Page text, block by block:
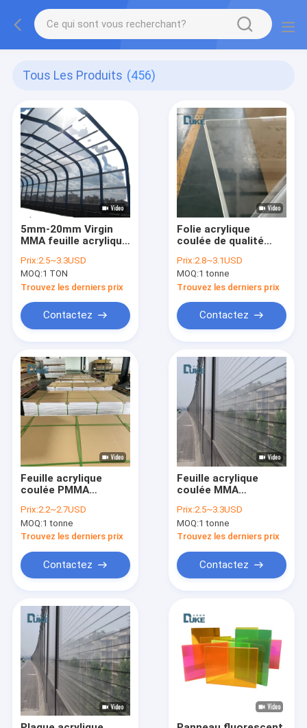
Tous Les Produits (456)
5mm-20mm Virgin
MMA feuille acrylique
acoustique résistant
aux intempéries pour
clôture barrière
acoustique
Prix:2.5~3.3USD
MOQ:1 TON
Trouvez les derniers prix
Contactez
Folie acrylique
coulée de qualité
Mitsubishi MMA
haute clarté 92%
taille personnalisée
Prix:2.8~3.1USD
MOQ:1 tonne
Trouvez les derniers prix
Contactez
Feuille acrylique
coulée PMMA
sanitaire pour
baignoire, service de
découpe
Prix:2.2~2.7USD
MOQ:1 tonne
Trouvez les derniers prix
Contactez
Feuille acrylique
coulée MMA
100 % pour clôture
antibruit de type
panneau antibruit
Prix:2.5~3.3USD
MOQ:1 tonne
Trouvez les derniers prix
Contactez